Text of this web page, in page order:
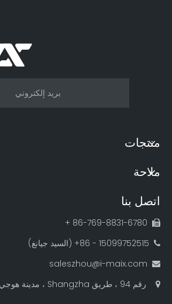
منتجات
ملاحة
اتصل بنا



saleszhou@i-maix.com
 رقم 94 ، طريق Shangzha ، مدينة هوجي ، دونغقوان ، قوانغدونغ